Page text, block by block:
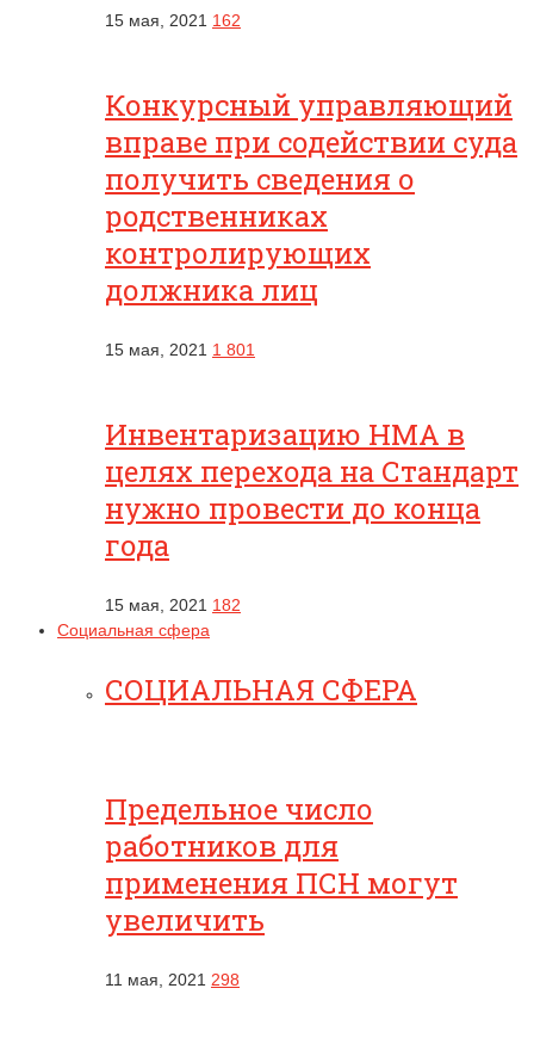
15 мая, 2021 162
Конкурсный управляющий
вправе при содействии суда
получить сведения о
родственниках
контролирующих
должника лиц
15 мая, 2021 1 801
Инвентаризацию НМА в
целях перехода на Стандарт
нужно провести до конца
года
15 мая, 2021 182
Социальная сфера
СОЦИАЛЬНАЯ СФЕРА
Предельное число
работников для
применения ПСН могут
увеличить
11 мая, 2021 298